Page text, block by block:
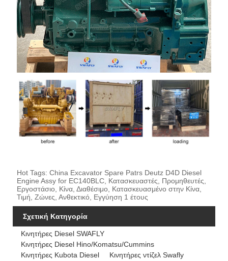
Hot Tags: China Excavator Spare Patrs Deutz D4D Diesel
Engine Assy for EC140BLC, Κατασκευαστές, Προμηθευτές,
Εργοστάσιο, Κίνα, Διαθέσιμο, Κατασκευασμένο στην Κίνα,
Τιμή, Ζώνες, Ανθεκτικό, Εγγύηση 1 έτους
Σχετική Κατηγορία
Κινητήρες Diesel SWAFLY
Κινητήρες Diesel Hino/Komatsu/Cummins
Κινητήρες Kubota Diesel
Κινητήρες ντίζελ Swafly